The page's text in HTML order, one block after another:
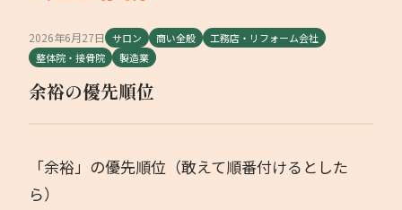
サービス内容
地域繁盛診断
勉強会
2026年6月27日 サロン 商い全般
工務店・リフォーム会社
整体院・接骨院
製造業
余裕の優先順位
「余裕」の優先順位（敢えて順番付けるとした
ら）